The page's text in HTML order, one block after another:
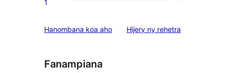
star
1
Hanombana koa aho Hijery ny domberina
rehetra
Fanampiana